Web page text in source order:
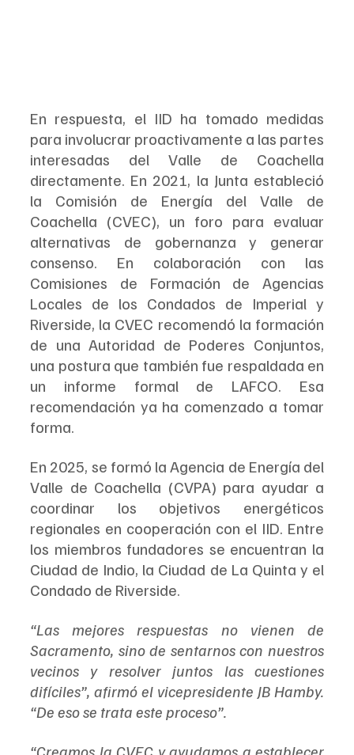
En respuesta, el IID ha tomado medidas
para involucrar proactivamente a las partes
interesadas del Valle de Coachella
directamente. En 2021, la Junta estableció
la Comisión de Energía del Valle de
Coachella (CVEC), un foro para evaluar
alternativas de gobernanza y generar
consenso. En colaboración con las
Comisiones de Formación de Agencias
Locales de los Condados de Imperial y
Riverside, la CVEC recomendó la formación
de una Autoridad de Poderes Conjuntos,
una postura que también fue respaldada en
un informe formal de LAFCO. Esa
recomendación ya ha comenzado a tomar
forma.
En 2025, se formó la Agencia de Energía del
Valle de Coachella (CVPA) para ayudar a
coordinar los objetivos energéticos
regionales en cooperación con el IID. Entre
los miembros fundadores se encuentran la
Ciudad de Indio, la Ciudad de La Quinta y el
Condado de Riverside.
“Las mejores respuestas no vienen de
Sacramento, sino de sentarnos con nuestros
vecinos y resolver juntos las cuestiones
difíciles”, afirmó el vicepresidente JB Hamby.
“De eso se trata este proceso”.
“Creamos la CVEC y ayudamos a establecer